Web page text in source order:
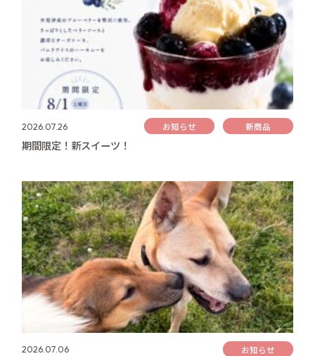
2026.07.26 お知らせ 新商品
期間限定！新スイーツ！
2026.07.06 お知らせ